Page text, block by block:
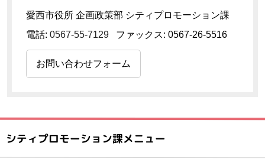
愛西市役所 企画政策部 シティプロモーション課
電話: 0567-55-7129 ファックス: 0567-26-5516
お問い合わせフォーム
シティプロモーション課メニュー